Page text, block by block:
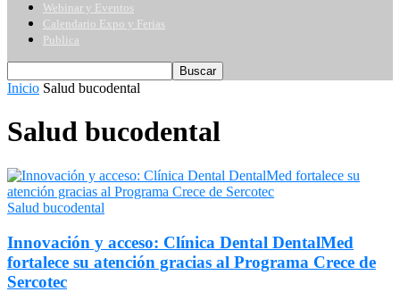
Webinar y Eventos
Calendario Expo y Ferias
Publica
Inicio Salud bucodental
Salud bucodental
Salud bucodental
Innovación y acceso: Clínica Dental DentalMed
fortalece su atención gracias al Programa Crece de
Sercotec